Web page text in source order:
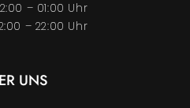
– 01:00 Uhr
– 22:00 Uhr
UNS